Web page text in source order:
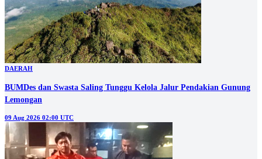
DAERAH
BUMDes dan Swasta Saling Tunggu Kelola Jalur Pendakian Gunung
Lemongan
09 Aug 2026 02:00 UTC